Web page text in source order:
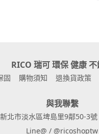
RICO 瑞可 環保 健康
固 購物須知 退換貨政策
與我聯繫
北市淡水區埤島里9鄰50-3號
Line@ / @ricoshoptw